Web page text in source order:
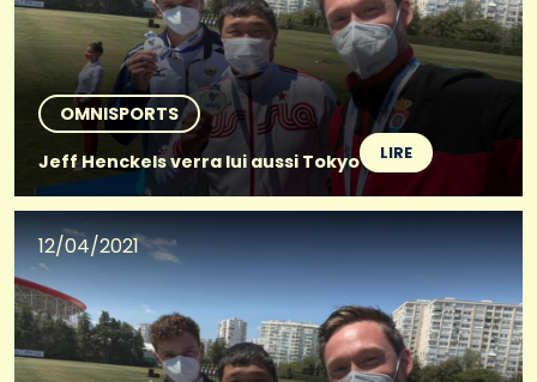
OMNISPORTS
Jeff Henckels verra lui aussi Tokyo
LIRE
12/04/2021